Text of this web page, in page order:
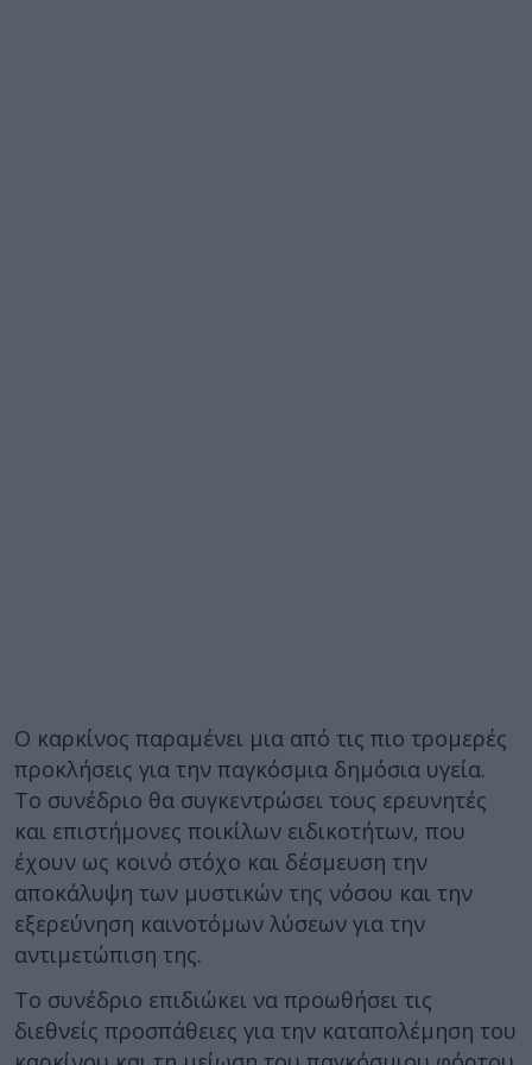
Ο καρκίνος παραμένει μια από τις πιο τρομερές
προκλήσεις για την παγκόσμια δημόσια υγεία.
Το συνέδριο θα συγκεντρώσει τους ερευνητές
και επιστήμονες ποικίλων ειδικοτήτων, που
έχουν ως κοινό στόχο και δέσμευση την
αποκάλυψη των μυστικών της νόσου και την
εξερεύνηση καινοτόμων λύσεων για την
αντιμετώπιση της.
Το συνέδριο επιδιώκει να προωθήσει τις
διεθνείς προσπάθειες για την καταπολέμηση του